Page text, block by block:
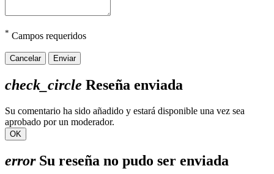
* Campos requeridos
Cancelar Enviar
check_circle Reseña enviada
Su comentario ha sido añadido y estará disponible una vez sea
aprobado por un moderador.
OK
errorSu reseña no pudo ser enviada